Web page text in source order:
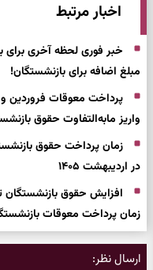
اخبار مرتبط
خبر فوری لحظه آخری برای
مبلغ اضافه برای بازنشستگان!
پرداخت معوقات فروردین
واریز مابه‌التفاوت حقوق
زمان پرداخت حقوق
در اردیبهشت ۱۴۰۵
افزایش حقوق بازنشستگان
زمان پرداخت معوقات
ارسال نظر: